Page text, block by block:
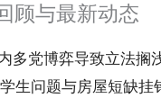
顾与最新动态
多党博弈导致立法搁
生问题与房屋短缺挂